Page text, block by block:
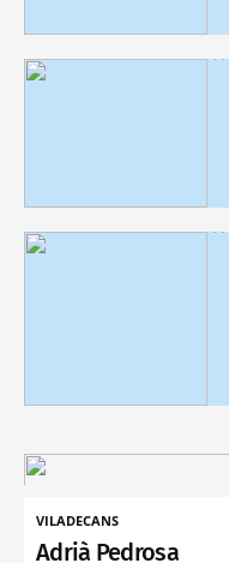
VILADECANS
Adrià Pedrosa